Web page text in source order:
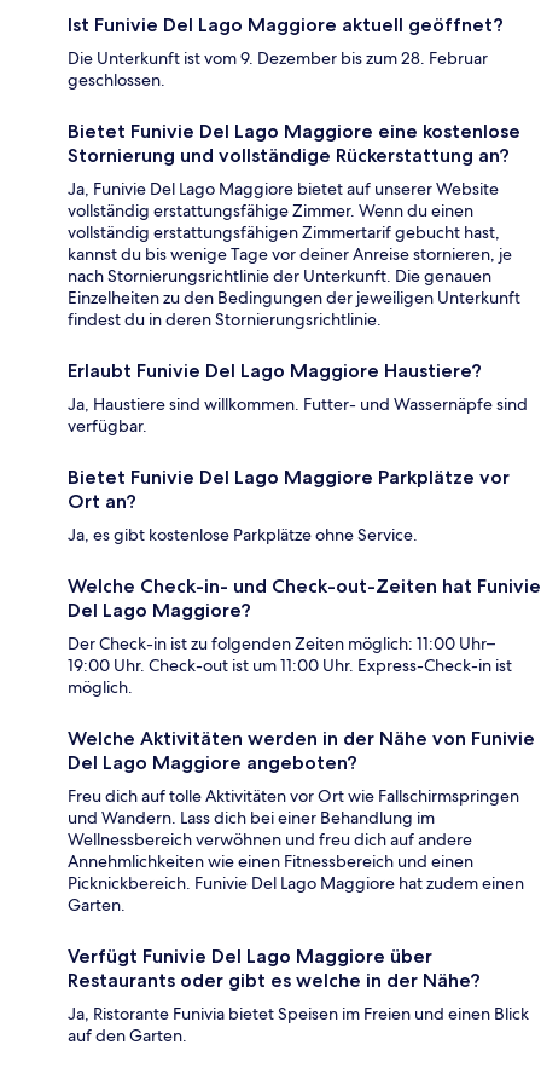
Ist Funivie Del Lago Maggiore aktuell geöffnet?
Die Unterkunft ist vom 9. Dezember bis zum 28. Februar
geschlossen.
Bietet Funivie Del Lago Maggiore eine kostenlose
Stornierung und vollständige Rückerstattung an?
Ja, Funivie Del Lago Maggiore bietet auf unserer Website
vollständig erstattungsfähige Zimmer. Wenn du einen
vollständig erstattungsfähigen Zimmertarif gebucht hast,
kannst du bis wenige Tage vor deiner Anreise stornieren, je
nach Stornierungsrichtlinie der Unterkunft. Die genauen
Einzelheiten zu den Bedingungen der jeweiligen Unterkunft
findest du in deren Stornierungsrichtlinie.
Erlaubt Funivie Del Lago Maggiore Haustiere?
Ja, Haustiere sind willkommen. Futter- und Wassernäpfe sind
verfügbar.
Bietet Funivie Del Lago Maggiore Parkplätze vor
Ort an?
Ja, es gibt kostenlose Parkplätze ohne Service.
Welche Check-in- und Check-out-Zeiten hat Funivie
Del Lago Maggiore?
Der Check-in ist zu folgenden Zeiten möglich: 11:00 Uhr–
19:00 Uhr. Check-out ist um 11:00 Uhr. Express-Check-in ist
möglich.
Welche Aktivitäten werden in der Nähe von Funivie
Del Lago Maggiore angeboten?
Freu dich auf tolle Aktivitäten vor Ort wie Fallschirmspringen
und Wandern. Lass dich bei einer Behandlung im
Wellnessbereich verwöhnen und freu dich auf andere
Annehmlichkeiten wie einen Fitnessbereich und einen
Picknickbereich. Funivie Del Lago Maggiore hat zudem einen
Garten.
Verfügt Funivie Del Lago Maggiore über
Restaurants oder gibt es welche in der Nähe?
Ja, Ristorante Funivia bietet Speisen im Freien und einen Blick
auf den Garten.